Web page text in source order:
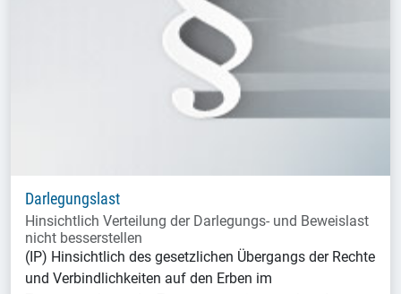
Darlegungslast
Hinsichtlich Verteilung der Darlegungs- und Beweislast
nicht besserstellen
(IP) Hinsichtlich des gesetzlichen Übergangs der Rechte
und Verbindlichkeiten auf den Erben im